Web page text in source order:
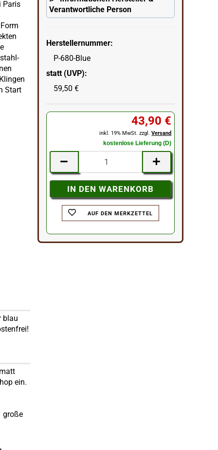
Verantwortliche Person
Herstellernummer:
P-680-Blue
statt (UVP):
59,50 €
43,90 €
inkl. 19% MwSt. zzgl.Versand
kostenlose Lieferung (D)
AUF DEN MERKZETTEL
Paris
Start
blau
ein.
große